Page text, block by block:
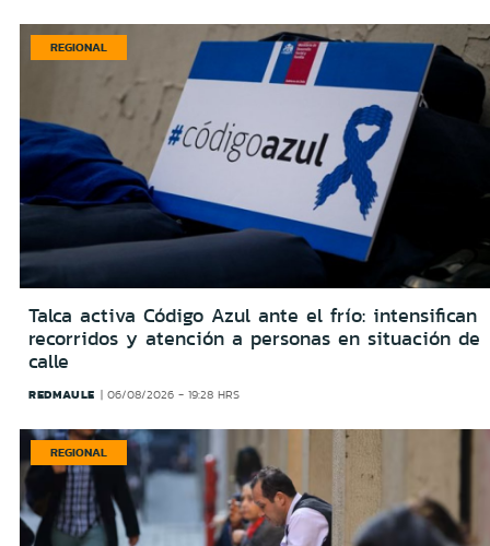
REGIONAL
Talca activa Código Azul ante el frío: intensifican
recorridos y atención a personas en situación de
calle
REDMAULE 06/08/2026 - 19:28 HRS
REGIONAL